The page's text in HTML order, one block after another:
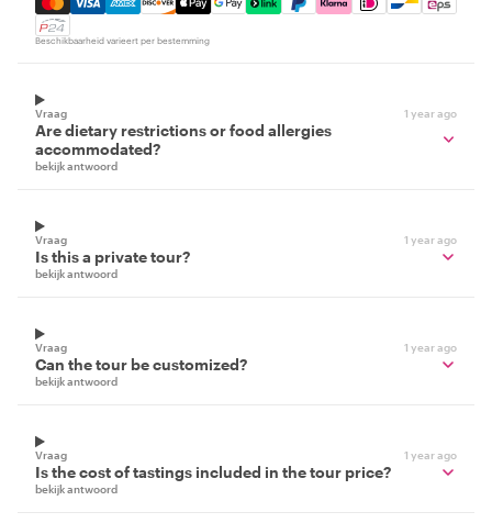
Beschikbaarheid varieert per bestemming
Vraag 1 year ago
Are dietary restrictions or food allergies
accommodated?
bekijk antwoord
Vraag 1 year ago
Is this a private tour?
bekijk antwoord
Vraag 1 year ago
Can the tour be customized?
bekijk antwoord
Vraag 1 year ago
Is the cost of tastings included in the tour price?
bekijk antwoord